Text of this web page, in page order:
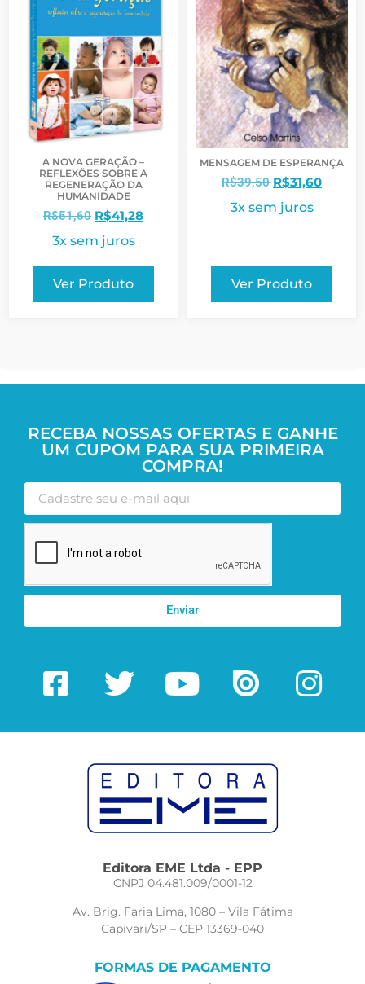
A NOVA GERAÇÃO –
REFLEXÕES SOBRE A
REGENERAÇÃO DA
HUMANIDADE
R$51,60 R$41,28
3x sem juros
Ver Produto
MENSAGEM DE ESPERANÇA
R$39,50 R$31,60
3x sem juros
Ver Produto
RECEBA NOSSAS OFERTAS E GANHE
UM CUPOM PARA SUA PRIMEIRA
COMPRA!
Enviar
Editora EME Ltda - EPP
CNPJ 04.481.009/0001-12
Av. Brig. Faria Lima, 1080 – Vila Fátima
Capivari/SP – CEP 13369-040
FORMAS DE PAGAMENTO